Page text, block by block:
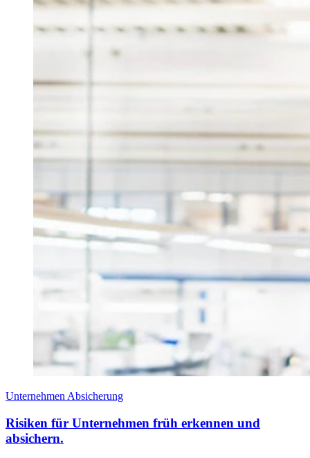
Unternehmen Absicherung
Risiken für Unternehmen früh erkennen und
absichern.